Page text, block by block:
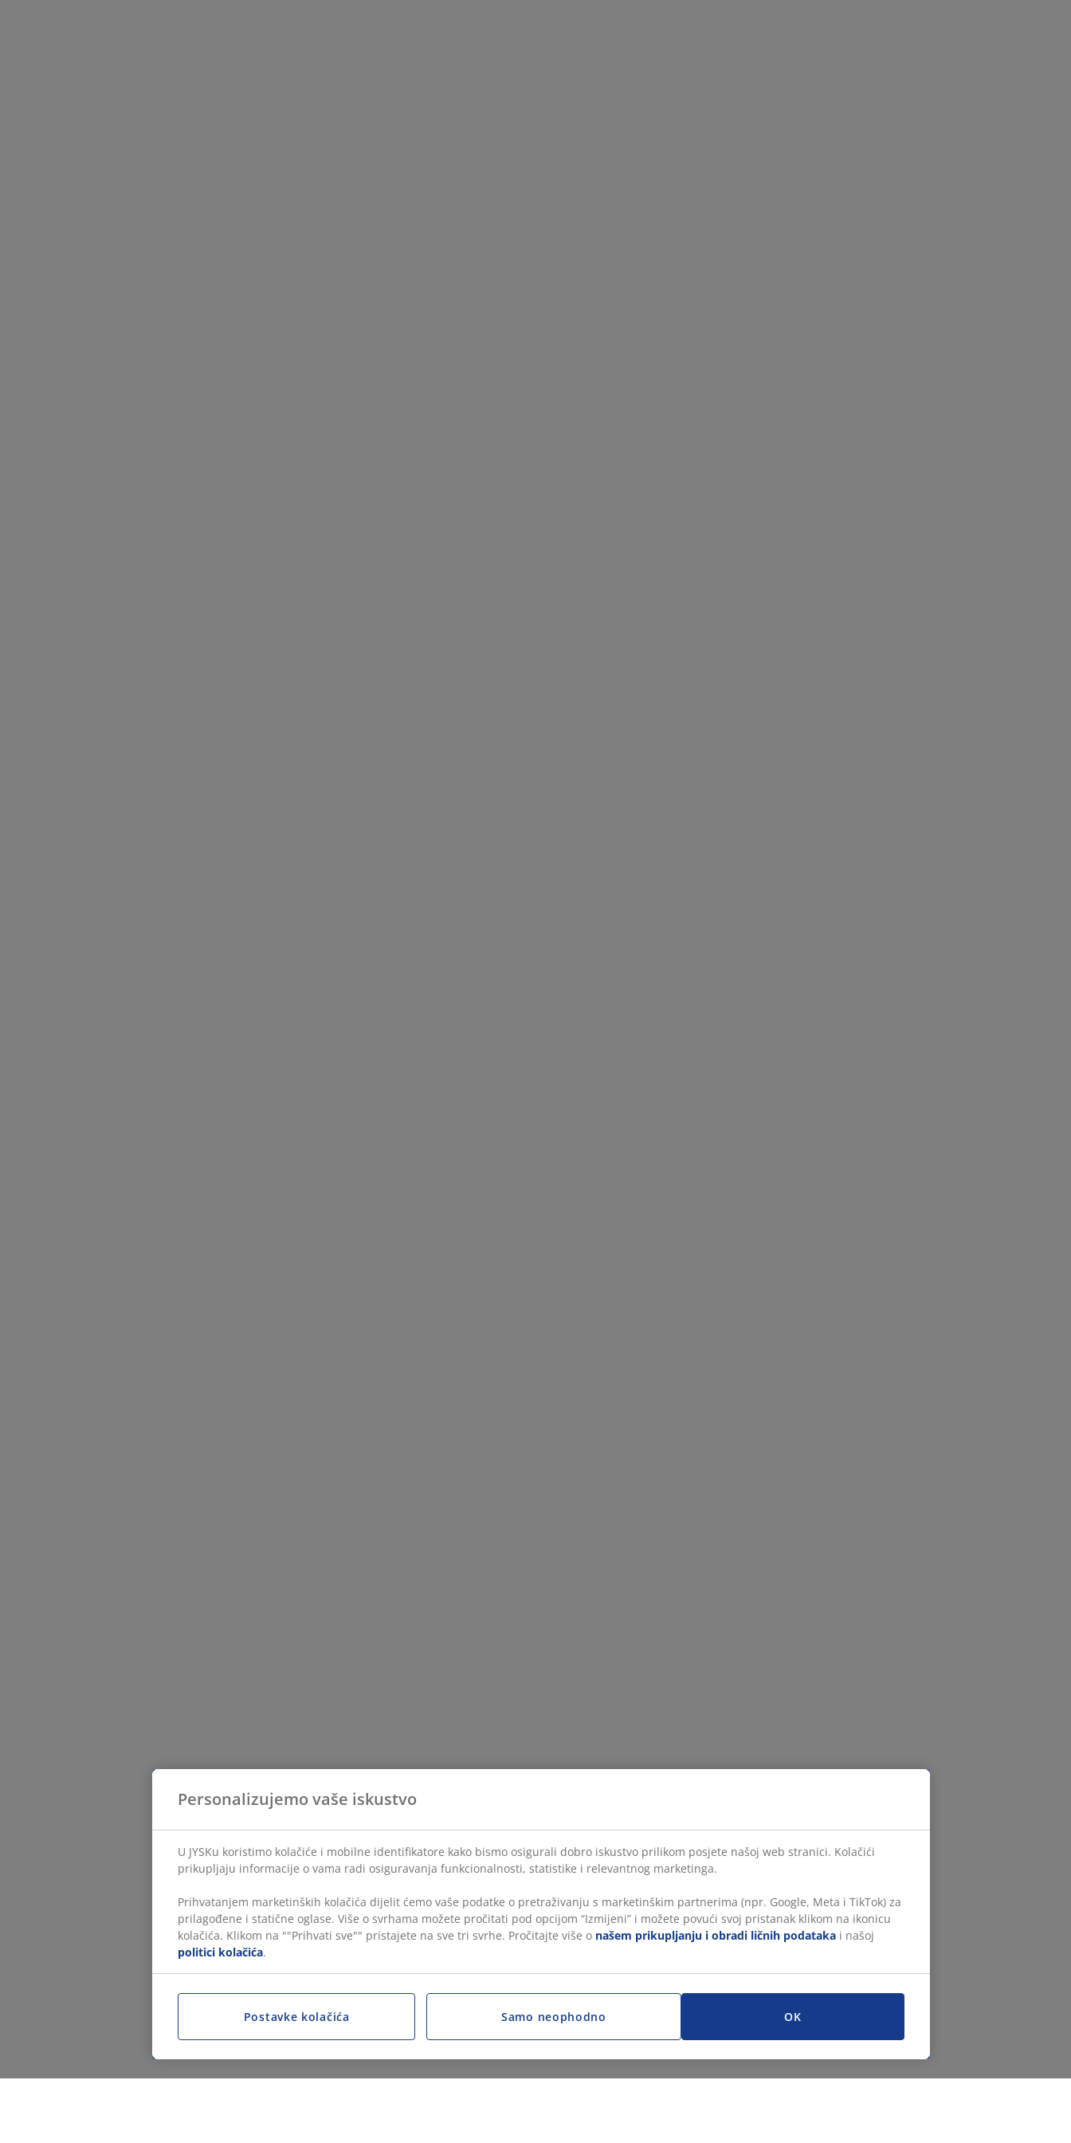
Personalizujemo vaše iskustvo
U JYSKu koristimo kolačiće i mobilne identifikatore kako bismo osigurali dobro iskustvo prilikom posjete našoj web stranici. Kolačići
prikupljaju informacije o vama radi osiguravanja funkcionalnosti, statistike i relevantnog marketinga.
Prihvatanjem marketinških kolačića dijelit ćemo vaše podatke o pretraživanju s marketinškim partnerima (npr. Google, Meta i TikTok) za
prilagođene i statične oglase. Više o svrhama možete pročitati pod opcijom “Izmijeni” i možete povući svoj pristanak klikom na ikonicu
kolačića. Klikom na ""Prihvati sve"" pristajete na sve tri svrhe. Pročitajte više o našem prikupljanju i obradi ličnih podataka i našoj
politici kolačića.
OK
Postavke kolačića Samo neophodno